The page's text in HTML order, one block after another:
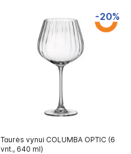
-20%
Taurės vynui COLUMBA OPTIC (6
vnt., 640 ml)